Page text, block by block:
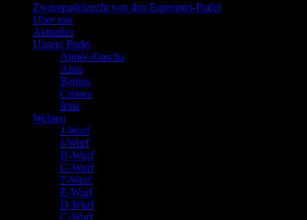
Zwergpudelzucht von den Esperanto-Pudel
Über uns
Aktuelles
Unsere Pudel
Aimée-Dascha
Alisa
Bettina
Crimea
Irina
Welpen
J-Wurf
I-Wurf
H-Wurf
G-Wurf
F-Wurf
E-Wurf
D-Wurf
C-Wurf